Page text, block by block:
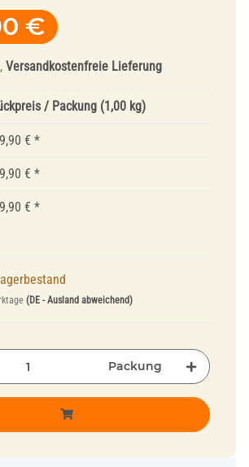
€
Versandkostenfreie Lieferung
/ Packung (1,00 kg)
€ *
€ *
€ *
(DE - Ausland abweichend)
Packung